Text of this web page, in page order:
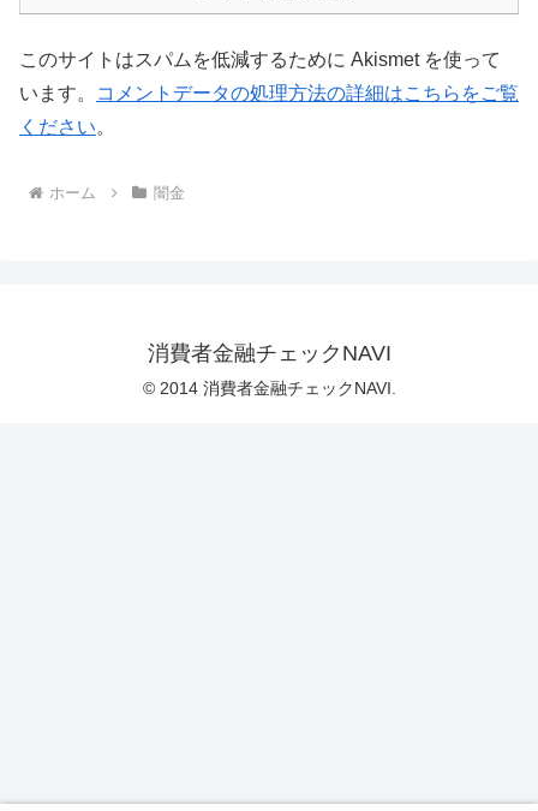
このサイトはスパムを低減するために Akismet を使って
います。
コメントデータの処理方法の詳細はこちらをご覧
ください。
ホーム 闇金
消費者金融チェックNAVI
© 2014 消費者金融チェックNAVI.